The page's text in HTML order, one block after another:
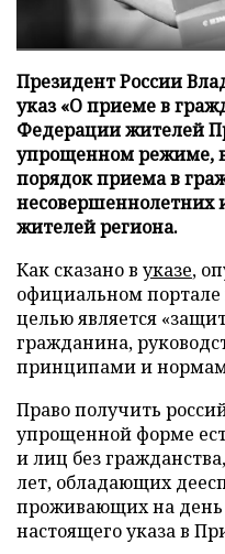
Президент России
указ «О приеме в
Федерации жителей
упрощенном режиме,
порядок приема в
несовершеннолетних
жителей региона.
Как сказано в указе,
официальном
целью является
гражданина,
принципами и
Право получить
упрощенной форме
и лиц без
лет, обладающих
проживающих на день
настоящего указа в